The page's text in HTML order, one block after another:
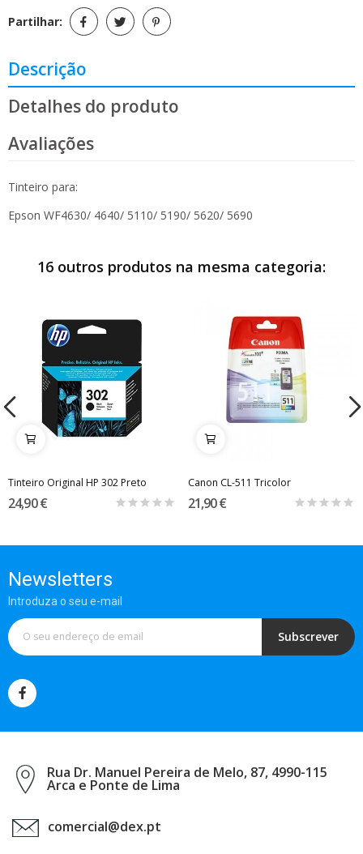
Partilhar:
Descrição
Detalhes do produto
Avaliações
Tinteiro para:
Epson WF4630/ 4640/ 5110/ 5190/ 5620/ 5690
16 outros produtos na mesma categoria:
Tinteiro Original HP 302 Preto
24,90 €
Canon CL-511 Tricolor
21,90 €
Newsletters
Introduza o seu e-mail
Subscrever
Rua Dr. Manuel Pereira de Melo, 87, 4990-115
Arca e Ponte de Lima
comercial@dex.pt